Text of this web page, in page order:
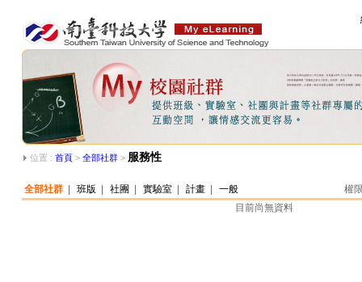
位置 : 首頁 > 全部社群 > 服務性
全部社群 班版 社團 實驗室 計畫 一般
權
目前尚無資料